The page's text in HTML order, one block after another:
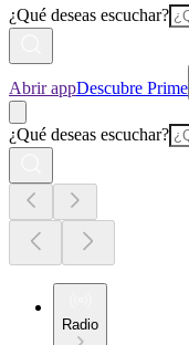
¿Qué deseas escuchar?
Abrir appDescubre Prime
¿Qué deseas escuchar?
Radio